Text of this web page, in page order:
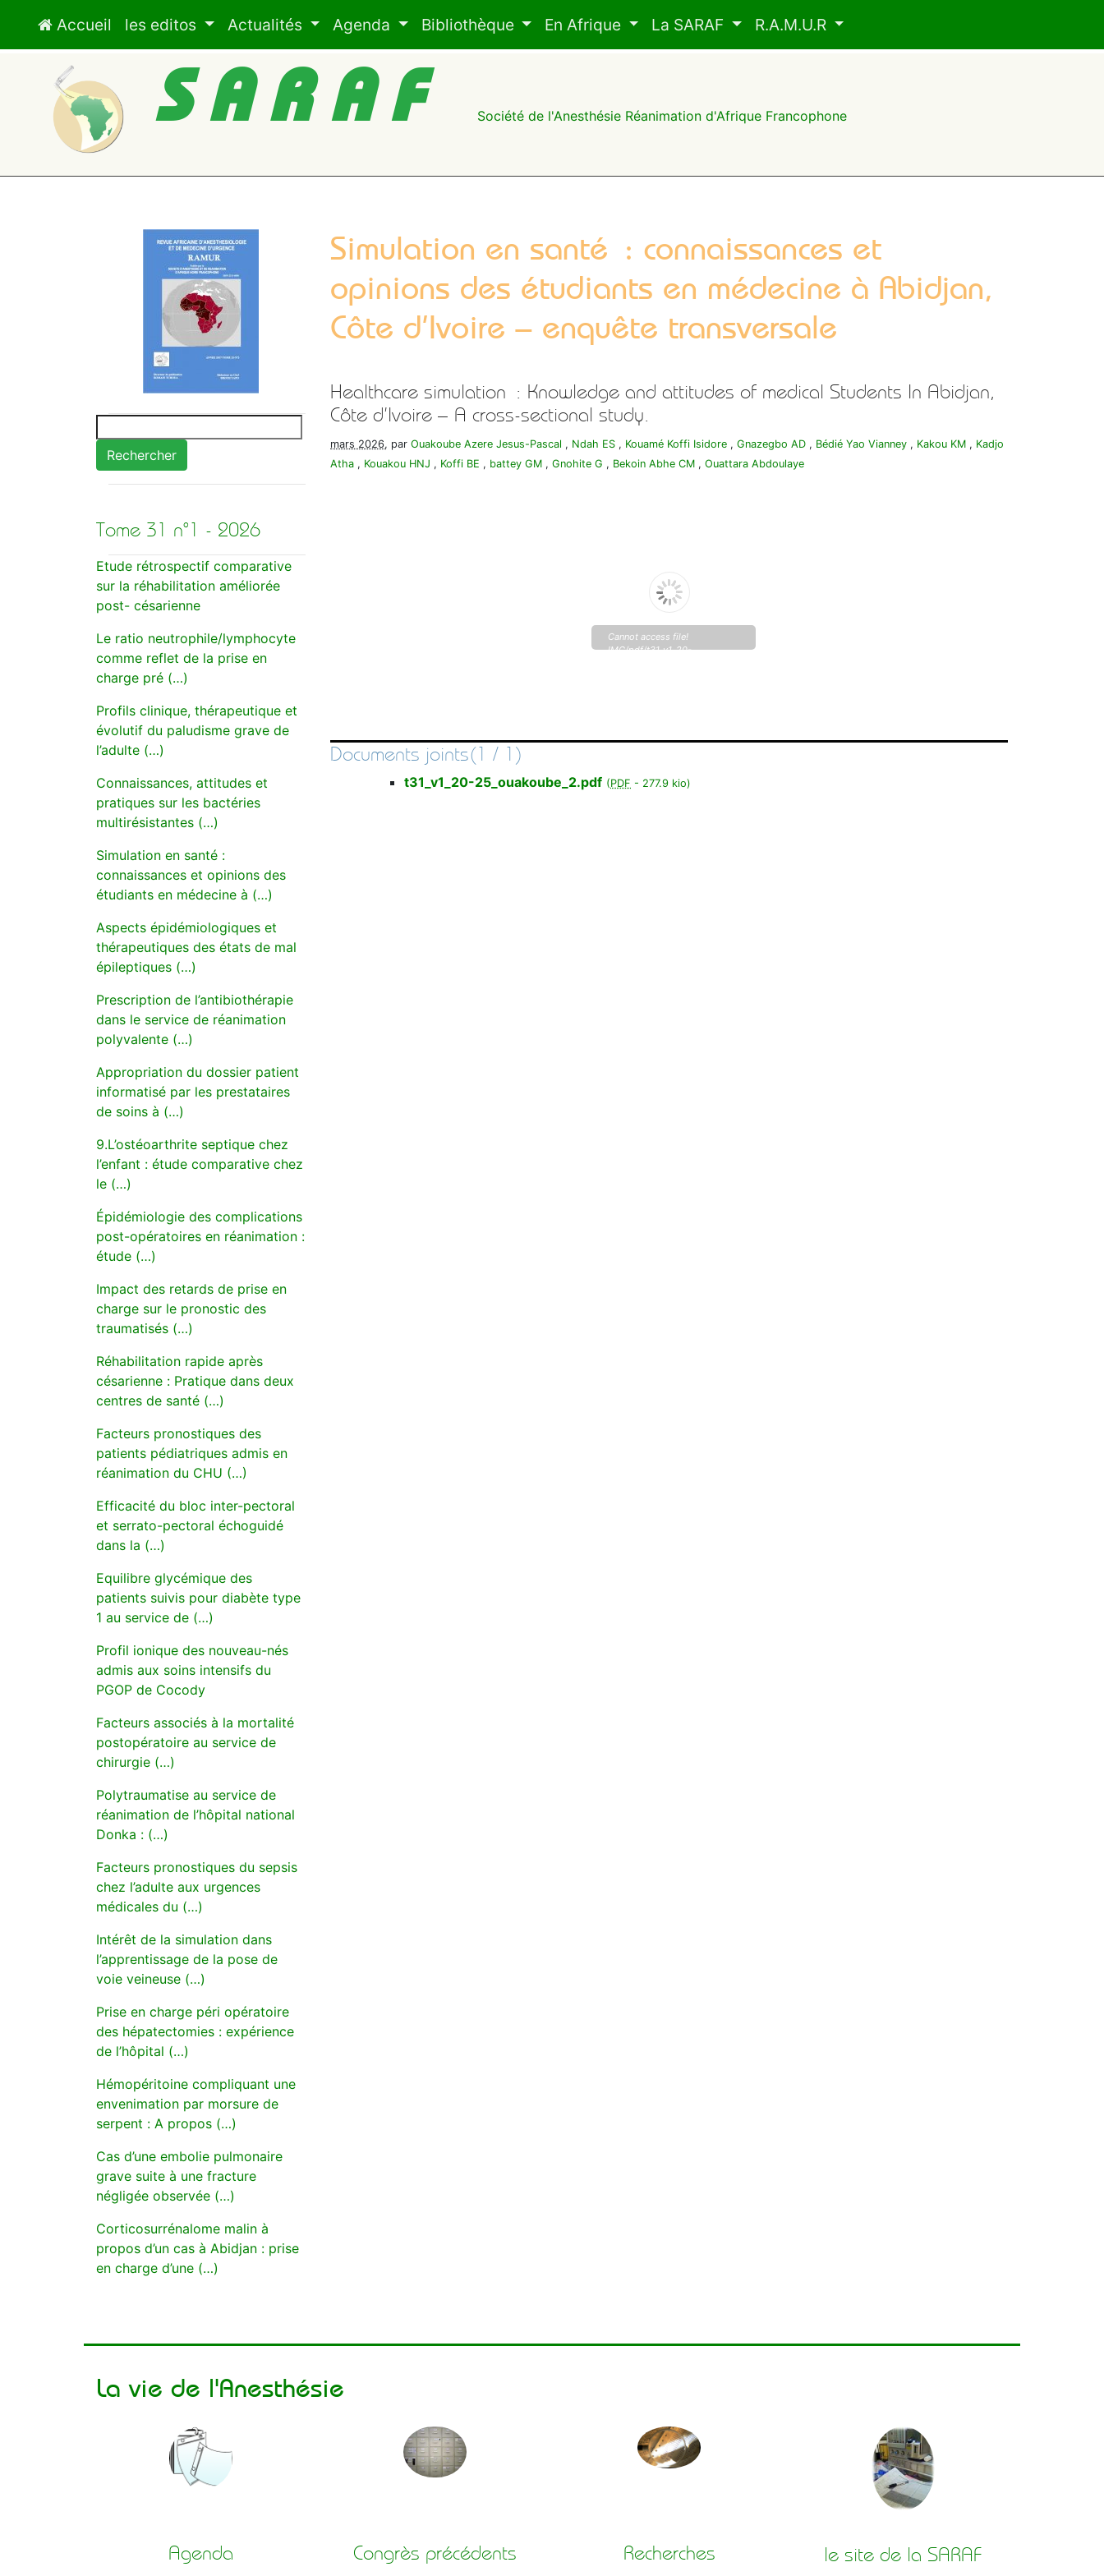
Accueil les editos Actualités Agenda Bibliothèque En Afrique La SARAF R.A.M.U.R
SARAF Société de l'Anesthésie Réanimation d'Afrique Francophone
Rechercher
Tome 31 n°1 - 2026
Etude rétrospectif comparative
sur la réhabilitation améliorée
post- césarienne
Le ratio neutrophile/lymphocyte
comme reflet de la prise en
charge pré (…)
Profils clinique, thérapeutique et
évolutif du paludisme grave de
l’adulte (…)
Connaissances, attitudes et
pratiques sur les bactéries
multirésistantes (…)
Simulation en santé :
connaissances et opinions des
étudiants en médecine à (…)
Aspects épidémiologiques et
thérapeutiques des états de mal
épileptiques (…)
Prescription de l’antibiothérapie
dans le service de réanimation
polyvalente (…)
Appropriation du dossier patient
informatisé par les prestataires
de soins à (…)
9.L’ostéoarthrite septique chez
l’enfant : étude comparative chez
le (…)
Épidémiologie des complications
post-opératoires en réanimation :
étude (…)
Impact des retards de prise en
charge sur le pronostic des
traumatisés (…)
Réhabilitation rapide après
césarienne : Pratique dans deux
centres de santé (…)
Facteurs pronostiques des
patients pédiatriques admis en
réanimation du CHU (…)
Efficacité du bloc inter-pectoral
et serrato-pectoral échoguidé
dans la (…)
Equilibre glycémique des
patients suivis pour diabète type
1 au service de (…)
Profil ionique des nouveau-nés
admis aux soins intensifs du
PGOP de Cocody
Facteurs associés à la mortalité
postopératoire au service de
chirurgie (…)
Polytraumatise au service de
réanimation de l’hôpital national
Donka : (…)
Facteurs pronostiques du sepsis
chez l’adulte aux urgences
médicales du (…)
Intérêt de la simulation dans
l’apprentissage de la pose de
voie veineuse (…)
Prise en charge péri opératoire
des hépatectomies : expérience
de l’hôpital (…)
Hémopéritoine compliquant une
envenimation par morsure de
serpent : A propos (…)
Cas d’une embolie pulmonaire
grave suite à une fracture
négligée observée (…)
Corticosurrénalome malin à
propos d’un cas à Abidjan : prise
en charge d’une (…)
Simulation en santé : connaissances et
opinions des étudiants en médecine à Abidjan,
Côte d’Ivoire – enquête transversale
Healthcare simulation : Knowledge and attitudes of medical Students In Abidjan,
Côte d’Ivoire – A cross-sectional study.
mars 2026, par Ouakoube Azere Jesus-Pascal , Ndah ES , Kouamé Koffi Isidore , Gnazegbo AD , Bédié Yao Vianney , Kakou KM , Kadjo
Atha , Kouakou HNJ , Koffi BE , battey GM , Gnohite G , Bekoin Abhe CM , Ouattara Abdoulaye
Cannot access file!
IMG/pdf/t31_v1_20-
Documents joints(1 / 1)
t31_v1_20-25_ouakoube_2.pdf (PDF - 277.9 kio)
La vie de l'Anesthésie
Agenda Congrès précédents Recherches le site de la SARAF